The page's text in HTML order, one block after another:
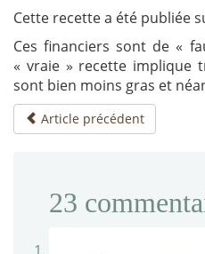
Cette recette a été publiée
Ces financiers sont de «
« vraie » recette implique
sont bien moins gras et
Article précédent
23